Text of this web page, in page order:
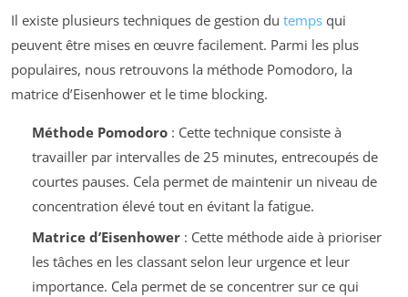
Il existe plusieurs techniques de gestion du temps qui
peuvent être mises en œuvre facilement. Parmi les plus
populaires, nous retrouvons la méthode Pomodoro, la
matrice d’Eisenhower et le time blocking.
Méthode Pomodoro: Cette technique consiste à
travailler par intervalles de 25 minutes, entrecoupés de
courtes pauses. Cela permet de maintenir un niveau de
concentration élevé tout en évitant la fatigue.
Matrice d’Eisenhower: Cette méthode aide à prioriser
les tâches en les classant selon leur urgence et leur
importance. Cela permet de se concentrer sur ce qui